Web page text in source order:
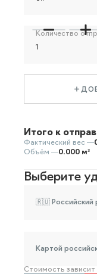
Количество
Итого к
Фактический вес —
Объём —0.000 м³
Выберите
🇷🇺 Российский
Картой
Стоимость